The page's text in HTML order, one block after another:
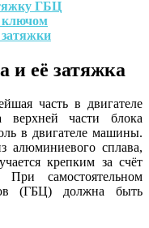
ГБЦ
ключом
и её затяжка
часть в двигателе
верхней части блока
в двигателе машины.
алюминиевого сплава,
крепким за счёт
самостоятельном
(ГБЦ) должна быть